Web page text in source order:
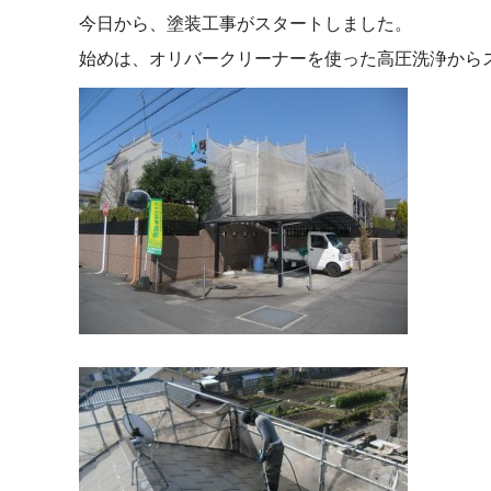
今日から、塗装工事がスタートしました。
始めは、オリバークリーナーを使った高圧洗浄から